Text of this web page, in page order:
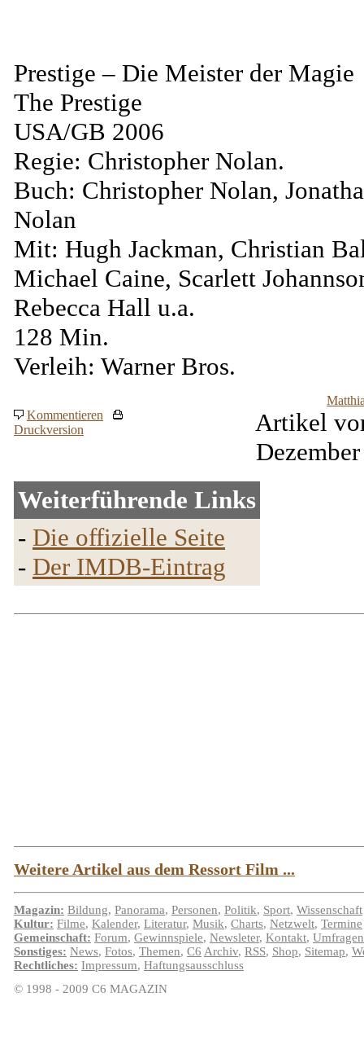
Prestige – Die Meister der Magie
The Prestige
USA/GB 2006
Regie: Christopher Nolan.
Buch: Christopher Nolan,
Nolan
Mit: Hugh Jackman, Christian
Michael Caine, Scarlett
Rebecca Hall u.a.
128 Min.
Verleih: Warner Bros.
Kommentieren
Druckversion
Artikel
Weiterführende Links
- Die offizielle Seite
- Der IMDB-Eintrag
Weitere Artikel aus dem Ressort Film ...
Magazin: Bildung, Panorama, Personen, Politik, Sport, Wissenschaft
Kultur: Filme, Kalender, Literatur, Musik, Charts, Netzwelt, Termine
Gemeinschaft: Forum, Gewinnspiele, Newsleter, Kontakt, Umfragen
Sonstiges: News, Fotos, Themen, C6 Archiv, RSS, Shop, Sitemap,
Rechtliches: Impressum, Haftungsausschluss
© 1998 - 2009 C6 MAGAZIN